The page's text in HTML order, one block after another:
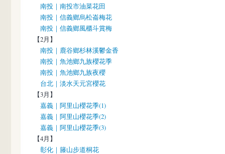
南投｜南投市油菜花田
南投｜信義鄉烏松崙梅花
南投｜信義鄉風櫃斗賞梅
【2月】
南投｜鹿谷鄉杉林溪鬱金香
南投｜魚池鄉九族櫻花季
南投｜魚池鄉九族夜櫻
台北｜淡水天元宮櫻花
【3月】
嘉義｜阿里山櫻花季(1)
嘉義｜阿里山櫻花季(2)
嘉義｜阿里山櫻花季(3)
【4月】
彰化｜籐山步道桐花